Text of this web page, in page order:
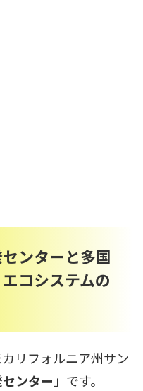
ンターと多国
コシステムの
リフォルニア州サン
ンター」です。